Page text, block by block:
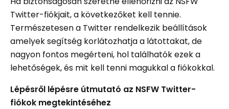
Twitter-fiókjait, a következőket kell tennie.
Természetesen a Twitter rendelkezik beállítások
amelyek segítség korlátozhatja a látottakat, de
nagyon fontos megérteni, hol találhatók ezek a
lehetőségek, és mit kell tenni magukkal a fiókokkal.
Lépésről lépésre útmutató az NSFW Twitter-
fiókok megtekintéséhez